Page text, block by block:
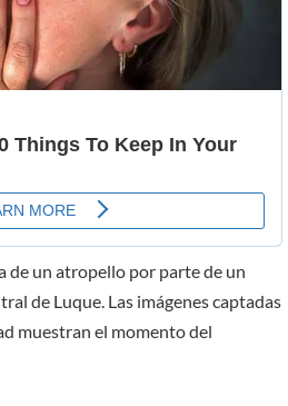
de un atropello por parte de un
de Luque. Las imágenes captadas
muestran el momento del